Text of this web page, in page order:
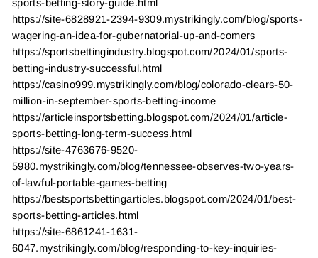
sports-betting-story-guide.html
https://site-6828921-2394-9309.mystrikingly.com/blog/sports-
wagering-an-idea-for-gubernatorial-up-and-comers
https://sportsbettingindustry.blogspot.com/2024/01/sports-
betting-industry-successful.html
https://casino999.mystrikingly.com/blog/colorado-clears-50-
million-in-september-sports-betting-income
https://articleinsportsbetting.blogspot.com/2024/01/article-
sports-betting-long-term-success.html
https://site-4763676-9520-
5980.mystrikingly.com/blog/tennessee-observes-two-years-
of-lawful-portable-games-betting
https://bestsportsbettingarticles.blogspot.com/2024/01/best-
sports-betting-articles.html
https://site-6861241-1631-
6047.mystrikingly.com/blog/responding-to-key-inquiries-